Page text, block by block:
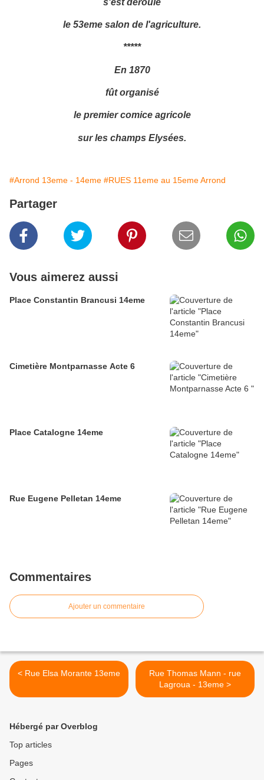
le 53eme salon de l'agriculture.
*****
En 1870
fût organisé
le premier comice agricole
sur les champs Elysées.
#Arrond 13eme - 14eme #RUES 11eme au 15eme Arrond
Partager
Vous aimerez aussi
Place Constantin Brancusi 14eme
Cimetière Montparnasse Acte 6
Place Catalogne 14eme
Rue Eugene Pelletan 14eme
Commentaires
Ajouter un commentaire
< Rue Elsa Morante 13eme
Rue Thomas Mann - rue
Lagroua - 13eme >
Hébergé par Overblog
Top articles
Pages